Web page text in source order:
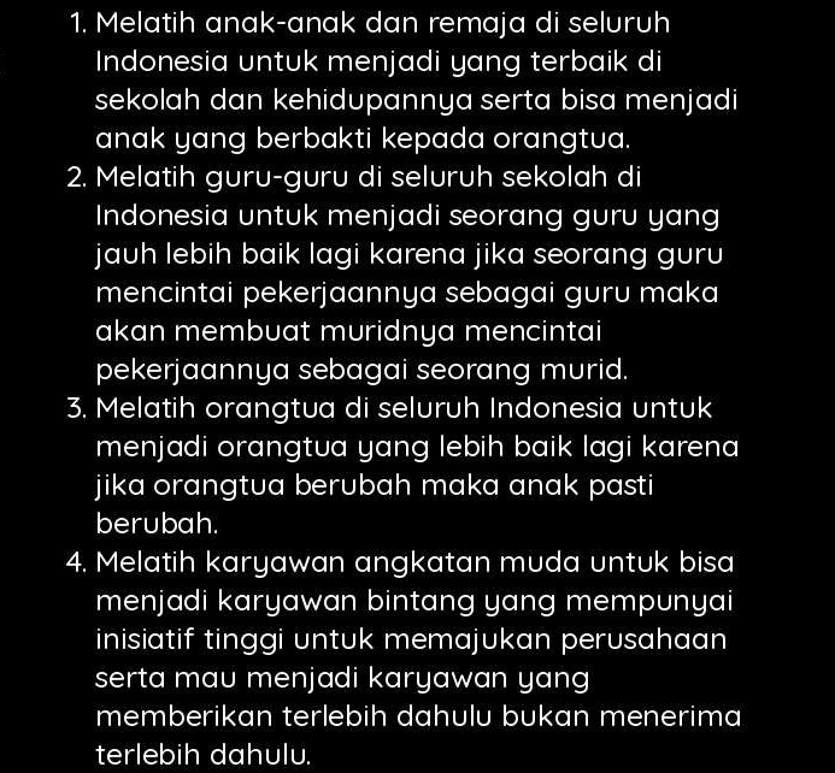
Melatih anak-anak dan remaja di seluruh
Indonesia untuk menjadi yang terbaik di
sekolah dan kehidupannya serta bisa menjadi
anak yang berbakti kepada orangtua.
Melatih guru-guru di seluruh sekolah di
Indonesia untuk menjadi seorang guru yang
jauh lebih baik lagi karena jika seorang guru
mencintai pekerjaannya sebagai guru maka
akan membuat muridnya mencintai
pekerjaannya sebagai seorang murid.
Melatih orangtua di seluruh Indonesia untuk
menjadi orangtua yang lebih baik lagi karena
jika orangtua berubah maka anak pasti
berubah.
Melatih karyawan angkatan muda untuk bisa
menjadi karyawan bintang yang mempunyai
inisiatif tinggi untuk memajukan perusahaan
serta mau menjadi karyawan yang
memberikan terlebih dahulu bukan menerima
terlebih dahulu.